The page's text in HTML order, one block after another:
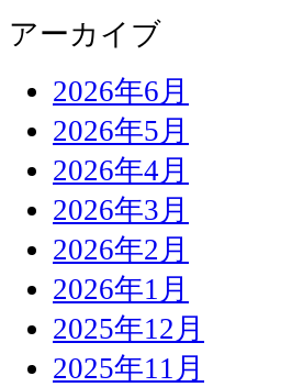
アーカイブ
2026年6月
2026年5月
2026年4月
2026年3月
2026年2月
2026年1月
2025年12月
2025年11月